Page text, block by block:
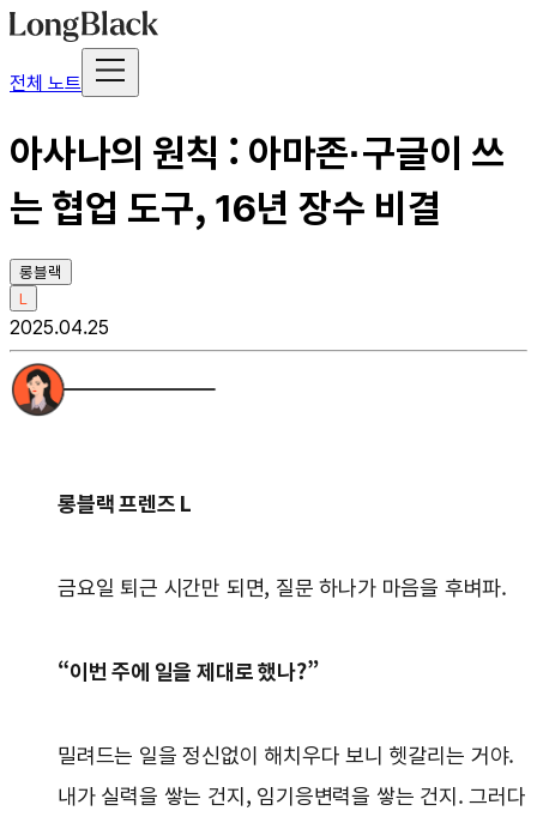
전체 노트
아사나의 원칙 : 아마존·구글이 쓰
는 협업 도구, 16년 장수 비결
롱블랙
L
2025.04.25
롱블랙 프렌즈 L
금요일 퇴근 시간만 되면, 질문 하나가 마음을 후벼파.
“이번 주에 일을 제대로 했나?”
밀려드는 일을 정신없이 해치우다 보니 헷갈리는 거야.
내가 실력을 쌓는 건지, 임기응변력을 쌓는 건지. 그러다